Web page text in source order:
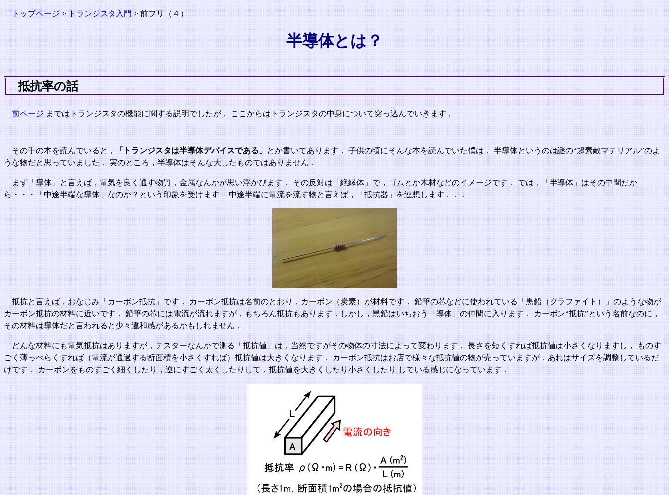
トップページ >トランジスタ入門> 前フリ（４）
半導体とは？
抵抗率の話
前ページ まではトランジスタの機能に関する説明でしたが， ここからはトランジスタの中身について突っ込んでいきます．
その手の本を読んでいると， 「トランジスタは半導体デバイスである」 とか書いてあります． 子供の頃にそんな本を読んでいた僕は， 半導体というのは謎の“超素敵マテリアル”のよ
うな物だと思っていました． 実のところ，半導体はそんな大したものではありません．
まず「導体」と言えば，電気を良く通す物質，金属なんかが思い浮かびます． その反対は「絶縁体」で，ゴムとか木材などのイメージです． では，「半導体」はその中間だか
ら・・・「中途半端な導体」なのか？という印象を受けます． 中途半端に電流を流す物と言えば，「抵抗器」を連想します．．．
抵抗と言えば，おなじみ「カーボン抵抗」です． カーボン抵抗は名前のとおり，カーボン（炭素）が材料です． 鉛筆の芯などに使われている「黒鉛（グラファイト）」のような物が
カーボン抵抗の材料に近いです． 鉛筆の芯には電流が流れますが，もちろん抵抗もあります．しかし，黒鉛はいちおう「導体」の仲間に入ります． カーボン“抵抗”という名前なのに，
その材料は導体だと言われると少々違和感があるかもしれません．
どんな材料にも電気抵抗はありますが，テスターなんかで測る「抵抗値」は，当然ですがその物体の寸法によって変わります． 長さを短くすれば抵抗値は小さくなりますし， ものす
ごく薄っぺらくすれば（電流が通過する断面積を小さくすれば）抵抗値は大きくなります． カーボン抵抗はお店で様々な抵抗値の物が売っていますが，あれはサイズを調整しているだ
けです． カーボンをものすごく細くしたり，逆にすごく太くしたりして，抵抗値を大きくしたり小さくしたり している感じになっています．